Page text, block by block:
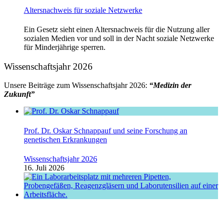
Altersnachweis für soziale Netzwerke
Ein Gesetz sieht einen Altersnachweis für die Nutzung aller
sozialen Medien vor und soll in der Nacht soziale Netzwerke
für Minderjährige sperren.
Wissenschaftsjahr 2026
Unsere Beiträge zum Wissenschaftsjahr 2026: “Medizin der
Zukunft”
Prof. Dr. Oskar Schnappauf und seine Forschung an
genetischen Erkrankungen
Wissenschaftsjahr 2026
16. Juli 2026